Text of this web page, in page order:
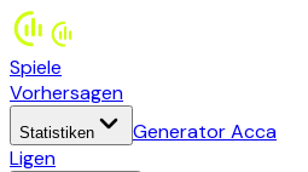
Spiele
Vorhersagen
Statistiken
Generator Acca
Ligen